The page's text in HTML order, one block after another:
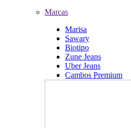
Marcas
Marisa
Sawary
Biotipo
Zune Jeans
Uber Jeans
Cambos Premium